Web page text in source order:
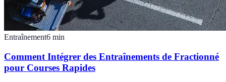
Entraînement6 min
Comment Intégrer des Entraînements de Fractionné
pour Courses Rapides